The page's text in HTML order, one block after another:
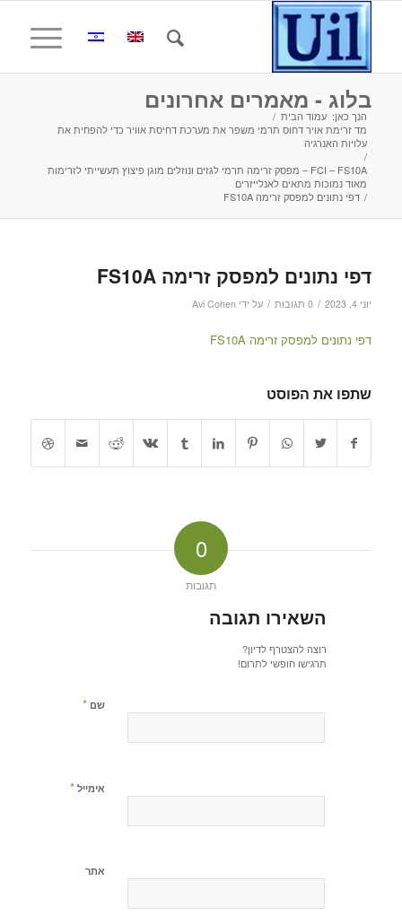
בלוג - מאמרים אחרונים
הנך כאן: עמוד הבית /
מד זרימת אויר דחוס תרמי משפר את מערכת דחיסת אוויר כדי להפחית את
עלויות האנרגיה
/
FCI – FS10A – מפסק זרימה תרמי לגזים ונוזלים מוגן פיצוץ תעשייתי לזרימות
מאוד נמוכות מתאים לאנלייזרים
/ דפי נתונים למפסק זרימה FS10A
דפי נתונים למפסק זרימה FS10A
יוני 4, 2023 / 0 תגובות / על ידי Avi Cohen
דפי נתונים למפסק זרימה FS10A
שתפו את הפוסט
0
תגובות
השאירו תגובה
רוצה להצטרף לדיון?
תרגישו חופשי לתרום!
שם *
אימייל *
אתר